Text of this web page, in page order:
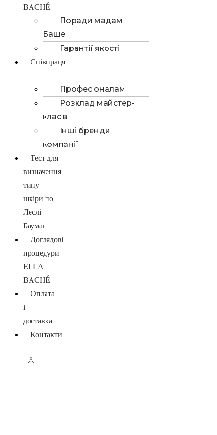
BACHÉ
Поради мадам
Баше
Гарантії якості
Співпраця
Професіоналам
Розклад майстер-
класів
Інші бренди
компанії
Тест для
визначення
типу
шкіри по
Леслі
Бауман
Доглядові
процедури
ELLA
BACHÉ
Оплата
і
доставка
Контакти